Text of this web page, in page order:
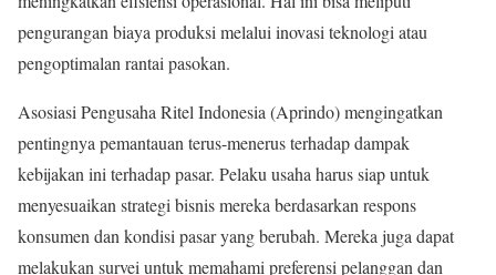
pengurangan biaya produksi melalui inovasi teknologi atau
pengoptimalan rantai pasokan.
Asosiasi Pengusaha Ritel Indonesia (Aprindo) mengingatkan
pentingnya pemantauan terus-menerus terhadap dampak
kebijakan ini terhadap pasar. Pelaku usaha harus siap untuk
menyesuaikan strategi bisnis mereka berdasarkan respons
konsumen dan kondisi pasar yang berubah. Mereka juga dapat
melakukan survei untuk memahami preferensi pelanggan dan